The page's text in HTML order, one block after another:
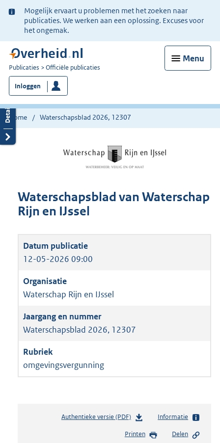
Ter
informatie:
Mogelijk ervaart u problemen met het zoeken naar
publicaties. We werken aan een oplossing. Excuses voor
het ongemak.
Menu
U
bent
nu
hier:
Publicaties Officiële publicaties
Inloggen
Home Waterschapsblad 2026, 12307
Waterschapsblad van Waterschap
Rijn en IJssel
12-05-2026 09:00
Waterschap Rijn en IJssel
Waterschapsblad 2026, 12307
omgevingsvergunning
Authentieke versie (PDF)b
s
Informatie
Printen Delen